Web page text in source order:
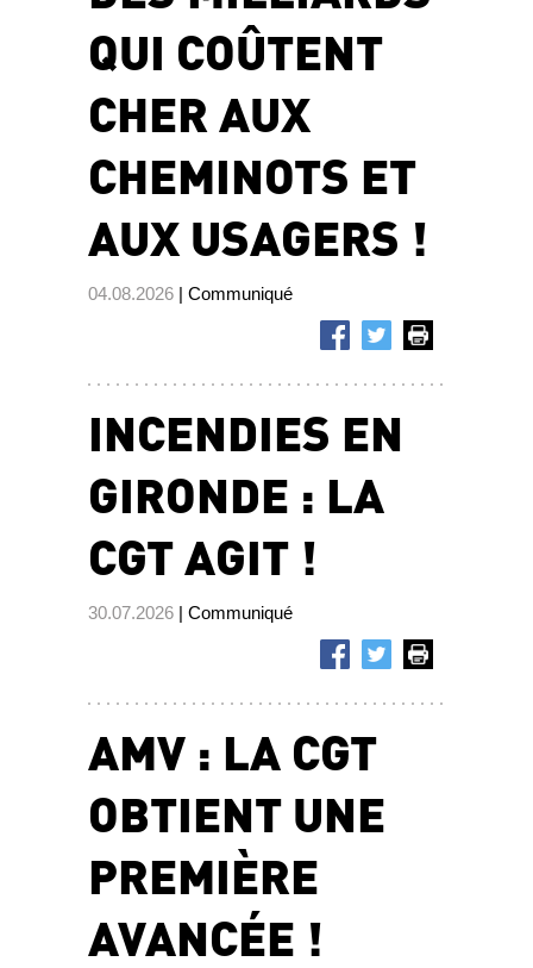
QUI COÛTENT
CHER AUX
CHEMINOTS ET
AUX USAGERS !
04.08.2026 | Communiqué
INCENDIES EN
GIRONDE : LA
CGT AGIT !
30.07.2026 | Communiqué
AMV : LA CGT
OBTIENT UNE
PREMIÈRE
AVANCÉE !